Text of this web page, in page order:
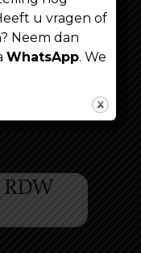
u vragen of
Neem dan
WhatsApp. We